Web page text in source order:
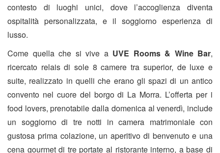
contesto di luoghi unici, dove l’accoglienza diventa
ospitalità personalizzata, e il soggiorno esperienza di
lusso.
Come quella che si vive a UVE Rooms & Wine Bar,
ricercato relais di sole 8 camere tra superior, de luxe e
suite, realizzato in quelli che erano gli spazi di un antico
convento nel cuore del borgo di La Morra. L’offerta per i
food lovers, prenotabile dalla domenica al venerdì, include
un soggiorno di tre notti in camera matrimoniale con
gustosa prima colazione, un aperitivo di benvenuto e una
cena gourmet di tre portate al ristorante interno, a base di